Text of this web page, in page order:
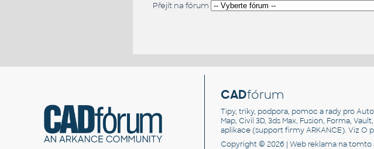
Přejít na fórum
CADfórum
Tipy, triky, podpora, pomoc a rady pro
Map, Civil 3D, 3ds Max, Fusion, Forma,
aplikace (support firmy ARKANCE). VizO
Copyright © 2026 |Web reklama na tomto